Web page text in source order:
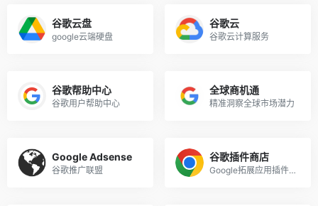
谷歌云盘
google云端硬盘
谷歌云
谷歌云计算服务
谷歌帮助中心
谷歌用户帮助中心
全球商机通
精准洞察全球市场潜力
Google Adsense
谷歌推广联盟
谷歌插件商店
Google拓展应用插件下载